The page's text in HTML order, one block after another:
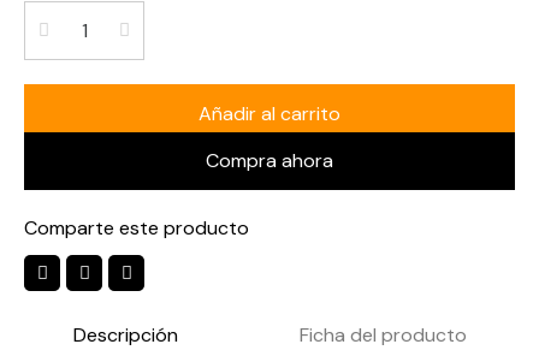
Añadir al carrito
Compra ahora
Comparte este producto
Descripción Ficha del producto